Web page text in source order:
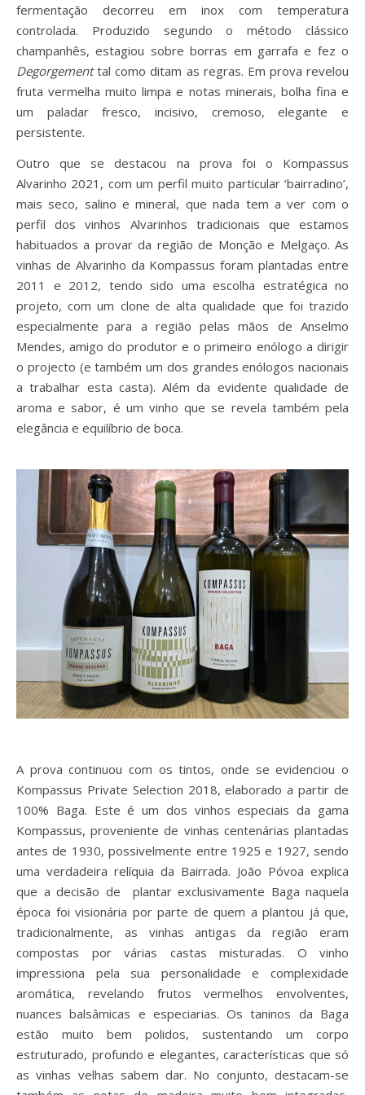
fermentação decorreu em inox com temperatura
controlada. Produzido segundo o método clássico
champanhês, estagiou sobre borras em garrafa e fez o
Degorgementtal como ditam as regras. Em prova revelou
fruta vermelha muito limpa e notas minerais, bolha fina e
um paladar fresco, incisivo, cremoso, elegante e
persistente.
Outro que se destacou na prova foi o Kompassus
Alvarinho 2021, com um perfil muito particular ‘bairradino’,
mais seco, salino e mineral, que nada tem a ver com o
perfil dos vinhos Alvarinhos tradicionais que estamos
habituados a provar da região de Monção e Melgaço. As
vinhas de Alvarinho da Kompassus foram plantadas entre
2011 e 2012, tendo sido uma escolha estratégica no
projeto, com um clone de alta qualidade que foi trazido
especialmente para a região pelas mãos de Anselmo
Mendes, amigo do produtor e o primeiro enólogo a dirigir
o projecto (e também um dos grandes enólogos nacionais
a trabalhar esta casta). Além da evidente qualidade de
aroma e sabor, é um vinho que se revela também pela
elegância e equilíbrio de boca.
A prova continuou com os tintos, onde se evidenciou o
Kompassus Private Selection 2018, elaborado a partir de
100% Baga. Este é um dos vinhos especiais da gama
Kompassus, proveniente de vinhas centenárias plantadas
antes de 1930, possivelmente entre 1925 e 1927, sendo
uma verdadeira relíquia da Bairrada. João Póvoa explica
que a decisão de plantar exclusivamente Baga naquela
época foi visionária por parte de quem a plantou já que,
tradicionalmente, as vinhas antigas da região eram
compostas por várias castas misturadas. O vinho
impressiona pela sua personalidade e complexidade
aromática, revelando frutos vermelhos envolventes,
nuances balsâmicas e especiarias. Os taninos da Baga
estão muito bem polidos, sustentando um corpo
estruturado, profundo e elegantes, características que só
as vinhas velhas sabem dar. No conjunto, destacam-se